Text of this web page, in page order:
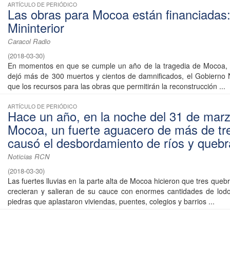
ARTÍCULO DE PERIÓDICO
Las obras para Mocoa están financiadas:
Mininterior
Caracol Radio
(2018-03-30)
En momentos en que se cumple un año de la tragedia de Mocoa,
dejó más de 300 muertos y cientos de damnificados, el Gobierno
que los recursos para las obras que permitirán la reconstrucción ...
ARTÍCULO DE PERIÓDICO
Hace un año, en la noche del 31 de
Mocoa, un fuerte aguacero de más de
causó el desbordamiento de ríos y
Noticias RCN
(2018-03-30)
Las fuertes lluvias en la parte alta de Mocoa hicieron que tres
crecieran y salieran de su cauce con enormes cantidades de
piedras que aplastaron viviendas, puentes, colegios y barrios ...